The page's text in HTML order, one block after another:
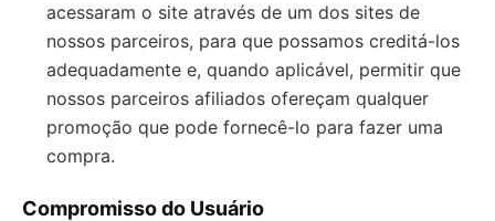
acessaram o site através de um dos sites de
nossos parceiros, para que possamos creditá-los
adequadamente e, quando aplicável, permitir que
nossos parceiros afiliados ofereçam qualquer
promoção que pode fornecê-lo para fazer uma
compra.
Compromisso do Usuário